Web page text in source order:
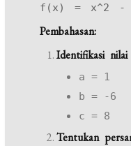
f(x) = x^2 -
Pembahasan:
Identifikasi
a = 1
b = -6
c = 8
Tentukan